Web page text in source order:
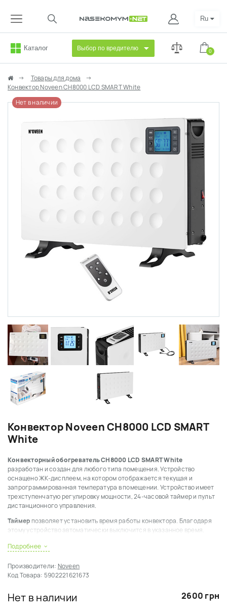
Каталог Выбор по вредителю 0
Ru
Товары для дома
Конвектор Noveen CH8000 LCD SMART White
Нет в наличии
Конвектор Noveen CH8000 LCD SMART
White
Конвекторный обогреватель CH8000 LCD SMART White
разработан и создан для любого типа помещения. Устройство
оснащено ЖК-дисплеем, на котором отображается текущая и
запрограммированная температура в помещении. Устройство имеет
трехступенчатую регулировку мощности, 24-часовой таймер и пульт
дистанционного управления.
Таймерпозволяет установить время работы конвектора. Благодаря
этому устройство автоматически выключится в указанное время.
Терморегулятор
Встроенный вентилятор
Устройство автоматически выключится при достижении
Подробнее
Производители: Noveen
Код Товара: 5902221621673
Нет в наличии 2600 грн